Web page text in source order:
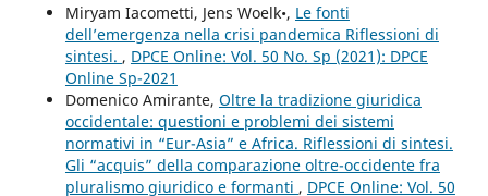
Miryam Iacometti, Jens Woelk•, Le fonti
dell’emergenza nella crisi pandemica Riflessioni di
sintesi. , DPCE Online: Vol. 50 No. Sp (2021): DPCE
Online Sp-2021
Domenico Amirante, Oltre la tradizione giuridica
occidentale: questioni e problemi dei sistemi
normativi in “Eur-Asia” e Africa. Riflessioni di sintesi.
Gli “acquis” della comparazione oltre-occidente fra
pluralismo giuridico e formanti , DPCE Online: Vol. 50